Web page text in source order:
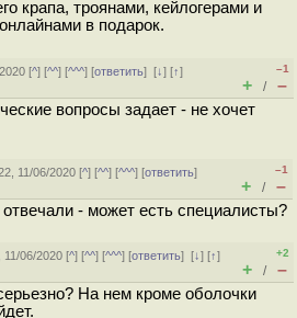
крапа, троянами, кейлогерами и
в подарок.
[^] [^^] [^^^] [ответить][↓] [↑]
–1
+ / –
вопросы задает - не хочет
11/06/2020 [^] [^^] [^^^] [ответить]
–1
+ / –
- может есть специалисты?
11/06/2020 [^] [^^] [^^^] [ответить][↓] [↑]
+2
+ / –
На нем кроме оболочки